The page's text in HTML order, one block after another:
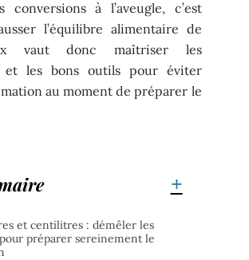
à l’aveugle, c’est
l’équilibre alimentaire de
vaut donc maîtriser les
et les bons outils pour éviter
au moment de préparer le
et centilitres : démêler les
préparer sereinement le